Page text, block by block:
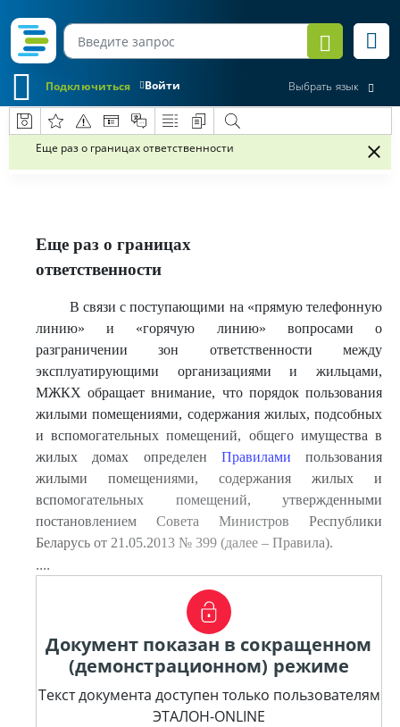
Войти
Подключиться Выбрать язык
Еще раз о границах ответственности
Еще раз о границах
ответственности
В связи с поступающими на «прямую телефонную
линию» и «горячую линию» вопросами о
разграничении зон ответственности между
эксплуатирующими организациями и жильцами,
МЖКХ обращает внимание, что порядок пользования
жилыми помещениями, содержания жилых, подсобных
и вспомогательных помещений, общего имущества в
жилых домах определен Правилами пользования
жилыми помещениями, содержания жилых и
вспомогательных помещений, утвержденными
постановлением Совета Министров Республики
Беларусь от 21.05.2013 № 399 (далее – Правила).
....
Документ показан в сокращенном
(демонстрационном) режиме
Текст документа доступен только пользователям
ЭТАЛОН-ONLINE